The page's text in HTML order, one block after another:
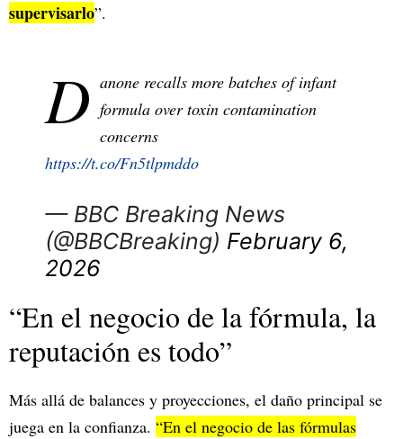
supervisarlo”.​
D anone recalls more batches of infant
formula over toxin contamination
concerns
https://t.co/Fn5tlpmddo
— BBC Breaking News
(@BBCBreaking) February 6,
2026
“En el negocio de la fórmula, la
reputación es todo”
Más allá de balances y proyecciones, el daño principal se
juega en la confianza. “En el negocio de las fórmulas